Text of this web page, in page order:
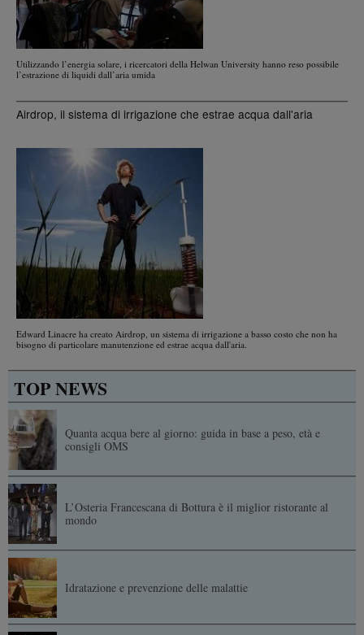
Utilizzando l’energia solare, i ricercatori della Helwan University hanno reso possibile
l’estrazione di liquidi dall’aria umida
Airdrop, il sistema di irrigazione che estrae acqua dall'aria
Edward Linacre ha creato Airdrop, un sistema di irrigazione a basso costo che non ha
bisogno di particolare manutenzione ed estrae acqua dall'aria.
TOP NEWS
Quanta acqua bere al giorno: guida in base a peso, età e
consigli OMS
L’Osteria Francescana di Bottura è il miglior ristorante al
mondo
Idratazione e prevenzione delle malattie